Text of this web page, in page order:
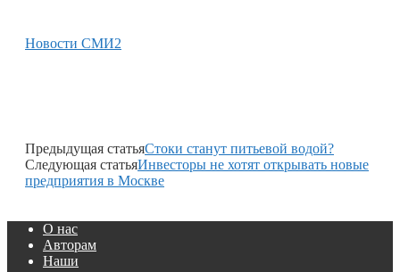
Новости СМИ2
Предыдущая статьяСтоки станут питьевой водой?
Следующая статьяИнвесторы не хотят открывать новые
предприятия в Москве
О нас
Авторам
Наши